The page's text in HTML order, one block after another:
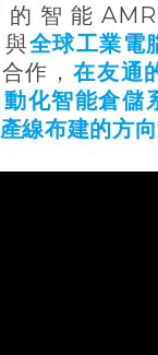
智能
與全球工業電
合作，在友通
化智能倉儲
線布建的方